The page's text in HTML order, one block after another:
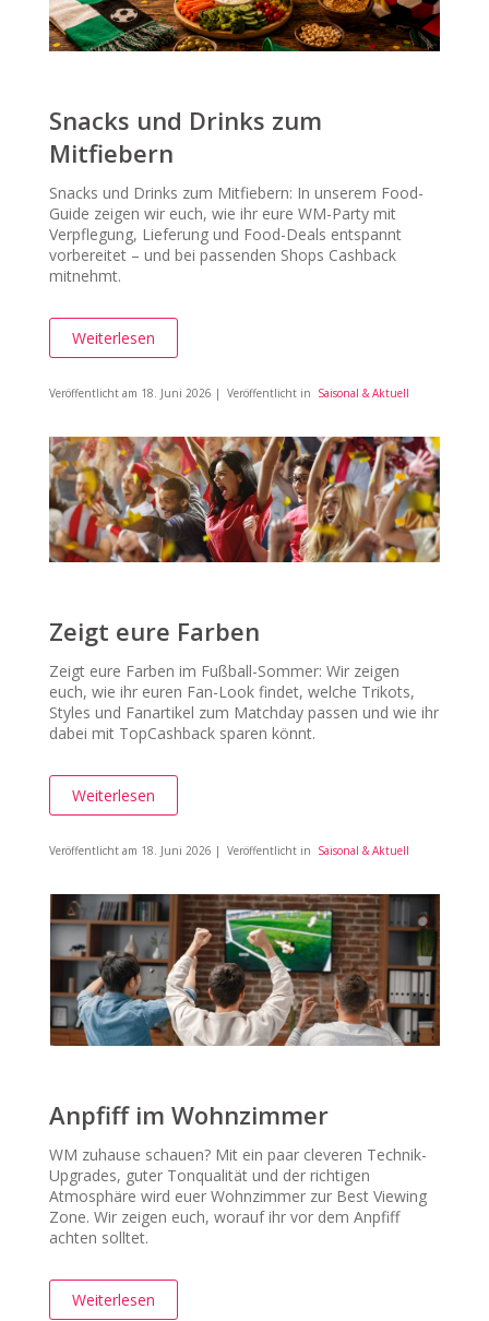
Snacks und Drinks zum
Mitfiebern
Snacks und Drinks zum Mitfiebern: In unserem Food-
Guide zeigen wir euch, wie ihr eure WM-Party mit
Verpflegung, Lieferung und Food-Deals entspannt
vorbereitet – und bei passenden Shops Cashback
mitnehmt.
Weiterlesen
Veröffentlicht am 18. Juni 2026 | Veröffentlicht in Saisonal & Aktuell
Zeigt eure Farben
Zeigt eure Farben im Fußball-Sommer: Wir zeigen
euch, wie ihr euren Fan-Look findet, welche Trikots,
Styles und Fanartikel zum Matchday passen und wie ihr
dabei mit TopCashback sparen könnt.
Weiterlesen
Veröffentlicht am 18. Juni 2026 | Veröffentlicht in Saisonal & Aktuell
Anpfiff im Wohnzimmer
WM zuhause schauen? Mit ein paar cleveren Technik-
Upgrades, guter Tonqualität und der richtigen
Atmosphäre wird euer Wohnzimmer zur Best Viewing
Zone. Wir zeigen euch, worauf ihr vor dem Anpfiff
achten solltet.
Weiterlesen